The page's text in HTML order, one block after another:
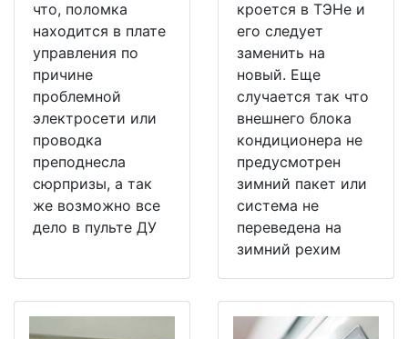
что, поломка
находится в плате
управления по
причине
проблемной
электросети или
проводка
преподнесла
сюрпризы, а так
же возможно все
дело в пульте ДУ
кроется в ТЭНе и
его следует
заменить на
новый. Еще
случается так что
внешнего блока
кондиционера не
предусмотрен
зимний пакет или
система не
переведена на
зимний рехим